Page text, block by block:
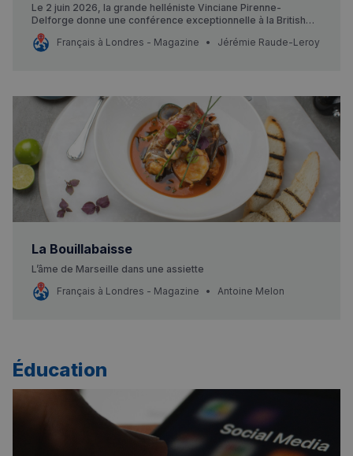
Le 2 juin 2026, la grande helléniste Vinciane Pirenne-
Delforge donne une conférence exceptionnelle à la British
Library sur les Grecs et leurs dieux.
Français à Londres - Magazine
Jérémie Raude-Leroy
La Bouillabaisse
L’âme de Marseille dans une assiette
Français à Londres - Magazine
Antoine Melon
Éducation